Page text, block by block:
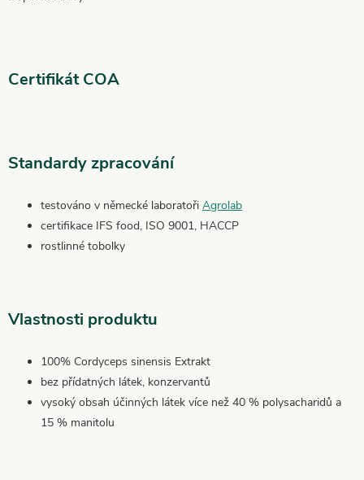
Certifikát COA
Standardy zpracování
testováno v německé laboratoři Agrolab
certifikace IFS food, ISO 9001, HACCP
rostlinné tobolky
Vlastnosti produktu
100% Cordyceps sinensis Extrakt
bez přídatných látek, konzervantů
vysoký obsah účinných látek více než 40 % polysacharidů a
15 % manitolu